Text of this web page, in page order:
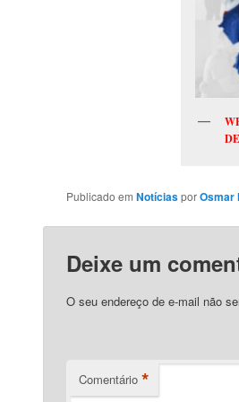
Publicado em NotíciasporOsmar
Deixe um
O seu endereço de e-mail não
Comentário *